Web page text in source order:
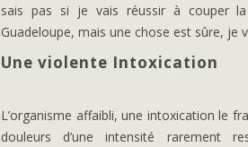
sais pas si je vais réussir à couper la
Guadeloupe, mais une chose est sûre, je
Une violente Intoxication
L’organisme affaibli, une intoxication le
douleurs d’une intensité rarement